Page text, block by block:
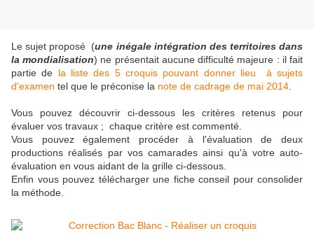
Le sujet proposé (une inégale intégration des territoires dans
la mondialisation) ne présentait aucune difficulté majeure : il fait
partie de la liste des 5 croquis pouvant donner lieu à sujets
d'examen tel que le préconise la note de cadrage de mai 2014
Vous pouvez découvrir ci-dessous les critères retenus pour
évaluer vos travaux ; chaque critère est commenté.
Vous pouvez également procéder à l'évaluation de deux
productions réalisés par vos camarades ainsi qu'à votre auto-
évaluation en vous aidant de la grille ci-dessous.
Enfin vous pouvez télécharger une fiche conseil pour consolider
la méthode.